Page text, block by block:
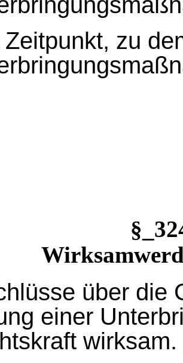
zu
über die
einer
wirksam.